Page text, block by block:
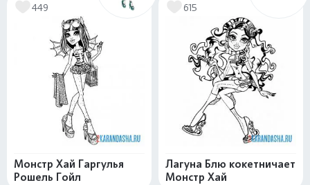
449
Монстр Хай Гаргулья
Рошель Гойл
615
Лагуна Блю кокетничает
Монстр Хай